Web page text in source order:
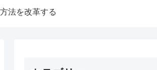
法を改革する